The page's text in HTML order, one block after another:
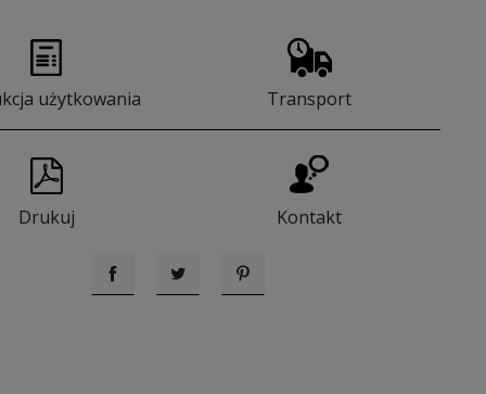
użytkowania Transport
Drukuj Kontakt
UdostępnijTweetujPinterest